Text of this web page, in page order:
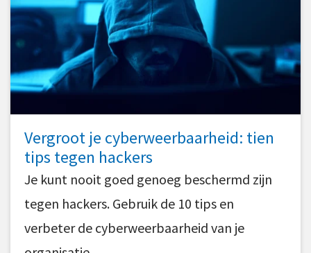
Vergroot je cyberweerbaarheid: tien
tips tegen hackers
Je kunt nooit goed genoeg beschermd zijn
tegen hackers. Gebruik de 10 tips en
verbeter de cyberweerbaarheid van je